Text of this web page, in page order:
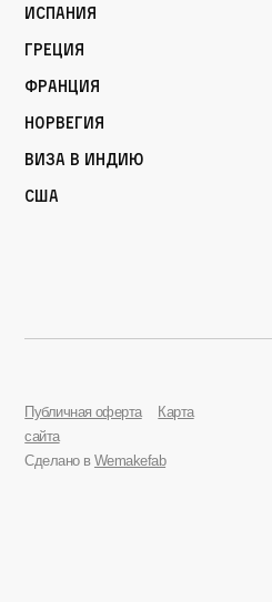
Испания
Греция
Франция
Норвегия
Виза в Индию
США
Публичная оферта
Карта
сайта
Сделано в Wemakefab